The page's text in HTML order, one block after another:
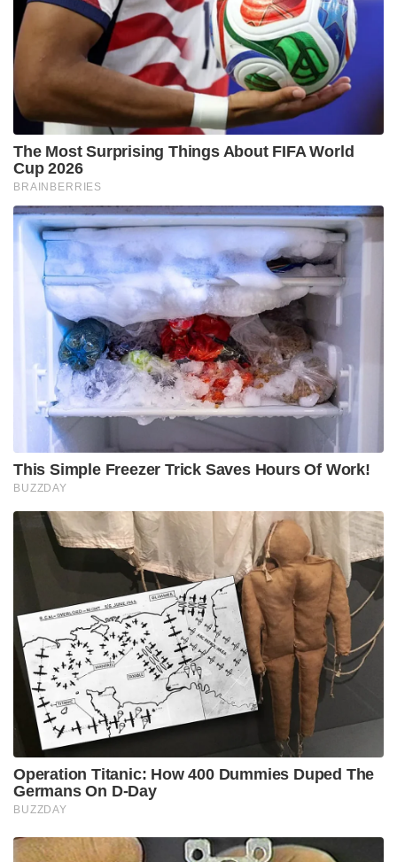
ഡയറക്ടറായാണ് പുതിയ സർക്കാർ
നിയമിച്ചിരിക്കുന്നത്. സാംസ്കാരിക വകുപ്പ് ഡയറക്ടർ
സ്ഥാനത്തുനിന്നും അവരെ ഒഴിവാക്കിയിട്ടുണ്ട്.
തിരുവനന്തപുരം മുൻ കളക്ടർ കൂടിയായ ജെറോമിക്
ജോർജാണ് പുതിയ വിഴിഞ്ഞം ഇന്റർനാഷണൽ
സീപോർട്ട് എംഡി. വിഴിഞ്ഞം തുറമുഖത്തിന്റെ
സുഗമമായ മുന്നേറ്റത്തിന് വേഗത കൂട്ടാനാണ് ഈ
മാറ്റമെന്നാണ് വിലയിരുത്തൽ. കൂടാതെ
മുഖ്യമന്ത്രിയുടെ സെക്രട്ടറി ഡോ. രത്തൻ യു
കേൽക്കറിന് തുറമുഖ വകുപ്പ് സെക്രട്ടറിയുടെ അധിക
ചുമതല കൂടി നൽകിയിട്ടുണ്ട്.
മറ്റ് പ്രധാന നിയമനങ്ങളിൽ എം ജി രാജമാണിക്യത്തെ
കെഎസ്ഇബി (KSEB) ചെയർമാൻ ആൻഡ്
എംഡിയായി നിയമിച്ചു. ദേവസ്വം വകുപ്പിന്റെ
ചുമതലയിൽ അദ്ദേഹം തുടരുമെങ്കിലും റവന്യൂ
സെക്രട്ടറി, സിവിൽ സപ്ലൈസ് ചുമതലകളിൽ നിന്ന്
അദ്ദേഹത്തെ മാറ്റിയിട്ടുണ്ട്. വിവാദ ഐഎഎസ്
ഉദ്യോഗസ്ഥനായ കെ ഗോപാലകൃഷ്ണനെ പരിസ്ഥിതി
വകുപ്പ് ഡയറക്ടറായും നിയമിച്ചു. ടി വി അനുപമയെ
ഗതാഗത വകുപ്പ് സെക്രട്ടറിയായി നിയമിച്ചപ്പോൾ
അവർക്ക് വിമാനത്താവളത്തിന്റെയും മെട്രോ
റെയിലിന്റെയും അധിക ചുമതല കൂടി നൽകിയിട്ടുണ്ട്.
സ്നേഹിൽ കുമാർ സിംഗാണ് പുതിയ
പൊതുവിദ്യാഭ്യാസ ഡയറക്ടർ. രാജ്യത്തെ ആദ്യ
ഗോത്രവർഗ്ഗ ഐഎഎസ് ഉദ്യോഗസ്ഥയായ ശ്രീധന്യ
സുരേഷിനെ ഭക്ഷ്യ സുരക്ഷാ കമ്മീഷണറായും
പ്രേംകൃഷ്ണനെ സാംസ്‌കാരിക വകുപ്പ് ഡയറക്ടറായും
നിയമിച്ചുകൊണ്ട് സർക്കാർ ഉത്തരവിറങ്ങി.
Tags: IAS